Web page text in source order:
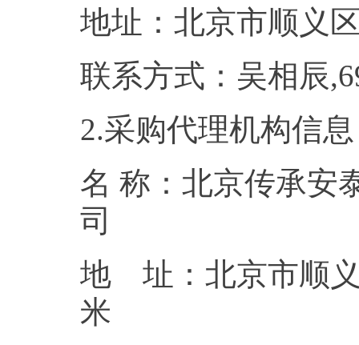
地址：北京
联系方式：
2.采购代理机构信息
名 称：北京传承安
地 址：北京市顺